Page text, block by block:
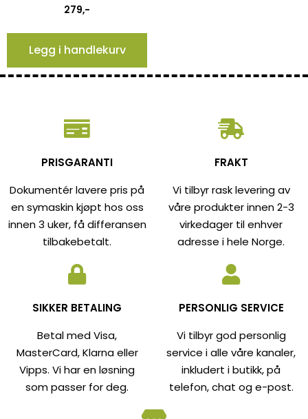
279,-
Legg i handlekurv
PRISGARANTI
Dokumentér lavere pris på
en symaskin kjøpt hos oss
innen 3 uker, få differansen
tilbakebetalt.
FRAKT
Vi tilbyr rask levering av
våre produkter innen 2-3
virkedager til enhver
adresse i hele Norge.
SIKKER BETALING
Betal med Visa,
MasterCard, Klarna eller
Vipps. Vi har en løsning
som passer for deg.
PERSONLIG SERVICE
Vi tilbyr god personlig
service i alle våre kanaler,
inkludert i butikk, på
telefon, chat og e-post.